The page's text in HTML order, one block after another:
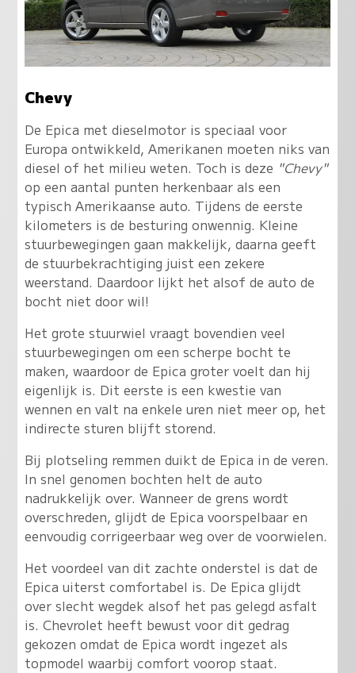
Chevy
De Epica met dieselmotor is speciaal voor
Europa ontwikkeld, Amerikanen moeten niks van
diesel of het milieu weten. Toch is deze "Chevy"
op een aantal punten herkenbaar als een
typisch Amerikaanse auto. Tijdens de eerste
kilometers is de besturing onwennig. Kleine
stuurbewegingen gaan makkelijk, daarna geeft
de stuurbekrachtiging juist een zekere
weerstand. Daardoor lijkt het alsof de auto de
bocht niet door wil!
Het grote stuurwiel vraagt bovendien veel
stuurbewegingen om een scherpe bocht te
maken, waardoor de Epica groter voelt dan hij
eigenlijk is. Dit eerste is een kwestie van
wennen en valt na enkele uren niet meer op, het
indirecte sturen blijft storend.
Bij plotseling remmen duikt de Epica in de veren.
In snel genomen bochten helt de auto
nadrukkelijk over. Wanneer de grens wordt
overschreden, glijdt de Epica voorspelbaar en
eenvoudig corrigeerbaar weg over de voorwielen.
Het voordeel van dit zachte onderstel is dat de
Epica uiterst comfortabel is. De Epica glijdt
over slecht wegdek alsof het pas gelegd asfalt
is. Chevrolet heeft bewust voor dit gedrag
gekozen omdat de Epica wordt ingezet als
topmodel waarbij comfort voorop staat.